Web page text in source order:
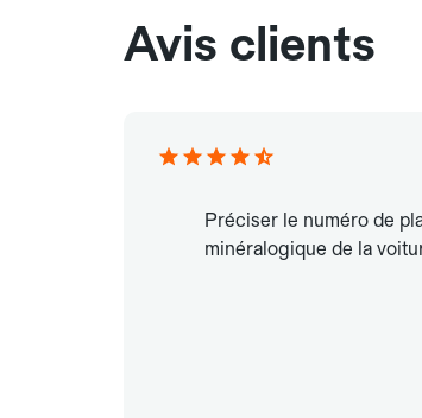
Avis clients
Préciser le numéro de
minéralogique de la